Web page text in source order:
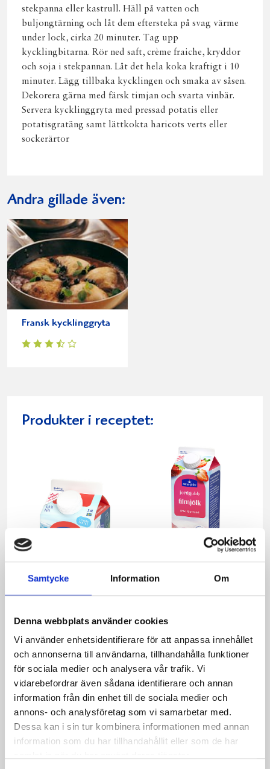
Samtycke Information Om
Denna webbplats använder cookies
Vi använder enhetsidentifierare för att anpassa innehållet
och annonserna till användarna, tillhandahålla funktioner
för sociala medier och analysera vår trafik. Vi
vidarebefordrar även sådana identifierare och annan
information från din enhet till de sociala medier och
annons- och analysföretag som vi samarbetar med.
Dessa kan i sin tur kombinera informationen med annan
information som du har tillhandahållit eller som de har
stekpanna eller kastrull. Häll på vatten och
buljongtärning och låt dem eftersteka på svag värme
under lock, cirka 20 minuter. Tag upp
kycklingbitarna. Rör ned saft, crème fraiche, kryddor
och soja i stekpannan. Låt det hela koka kraftigt i 10
minuter. Lägg tillbaka kycklingen och smaka av såsen.
Dekorera gärna med färsk timjan och svarta vinbär.
Servera kycklinggryta med pressad potatis eller
potatisgratäng samt lättkokta haricots verts eller
sockerärtor
Andra gillade även:
Fransk kycklinggryta
Produkter i receptet:
1,5% laktosfri 3dl